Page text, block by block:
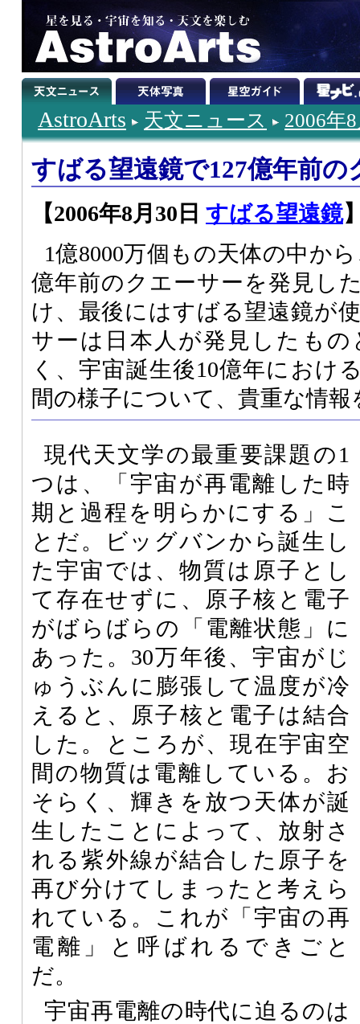
AstroArts 天文ニュース 2006年
すばる望遠鏡で127億年前の
【2006年8月30日 すばる望遠鏡
1億8000万個もの天体の中か
億年前のクエーサーを発見し
け、最後にはすばる望遠鏡が
サーは日本人が発見したも
く、宇宙誕生後10億年におけ
間の様子について、貴重な情
現代天文学の最重要課題の1
つは、「宇宙が再電離した時
期と過程を明らかにする」こ
とだ。ビッグバンから誕生し
た宇宙では、物質は原子とし
て存在せずに、原子核と電子
がばらばらの「電離状態」に
あった。30万年後、宇宙がじ
ゅうぶんに膨張して温度が冷
えると、原子核と電子は結合
した。ところが、現在宇宙空
間の物質は電離している。お
そらく、輝きを放つ天体が誕
生したことによって、放射さ
れる紫外線が結合した原子を
再び分けてしまったと考えら
れている。これが「宇宙の再
電離」と呼ばれるできごと
だ。
宇宙再電離の時代に迫るのは